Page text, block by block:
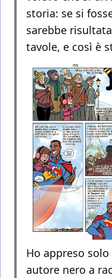
storia: se si
sarebbe
tavole, e così è
Ho appreso
autore nero a